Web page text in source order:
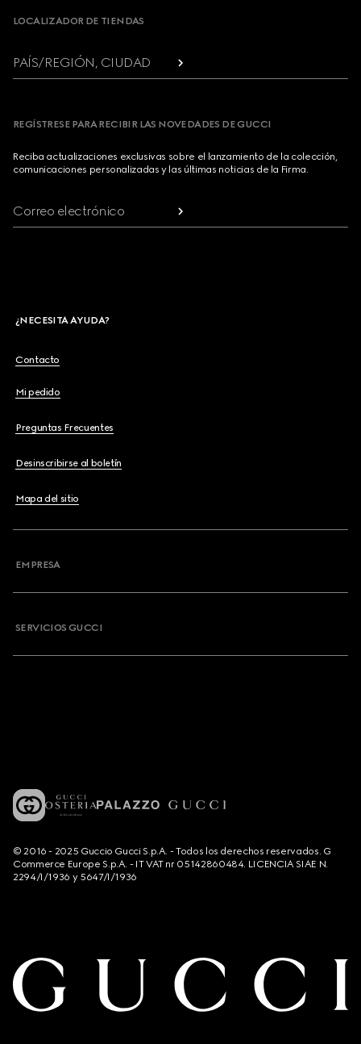
LOCALIZADOR DE TIENDAS
PAÍS/REGIÓN, CIUDAD
REGÍSTRESE PARA RECIBIR LAS NOVEDADES DE GUCCI
Reciba actualizaciones exclusivas sobre el lanzamiento de la colección,
comunicaciones personalizadas y las últimas noticias de la Firma.
Correo electrónico
¿NECESITA AYUDA?
Contacto
Mi pedido
Preguntas Frecuentes
Desinscribirse al boletín
Mapa del sitio
EMPRESA
SERVICIOS GUCCI
© 2016 - 2025 Guccio Gucci S.p.A. - Todos los derechos reservados. G
Commerce Europe S.p.A. - IT VAT nr 05142860484. LICENCIA SIAE N.
2294/I/1936 y 5647/I/1936